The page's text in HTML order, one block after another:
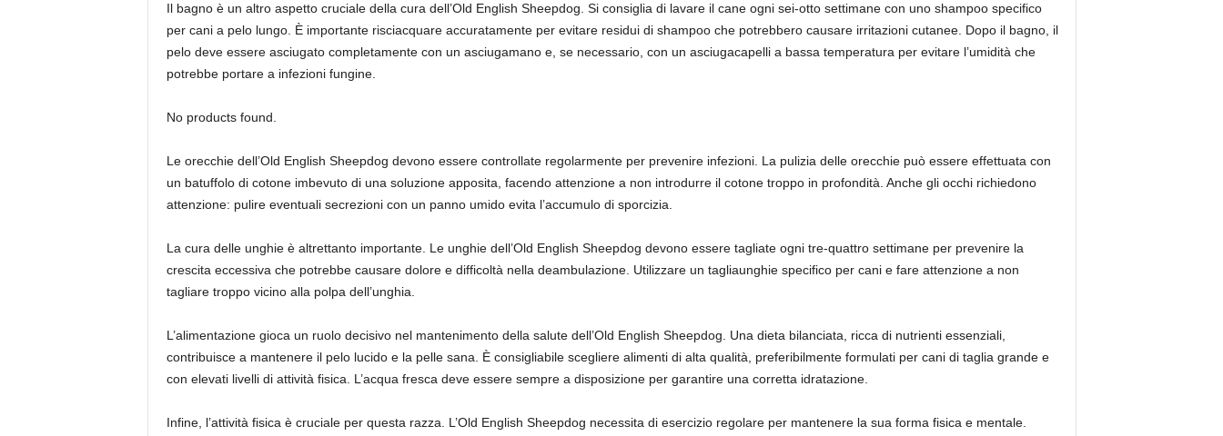
Il bagno è un altro aspetto cruciale della cura dell’Old English Sheepdog. Si consiglia di lavare il cane ogni sei-otto settimane con uno shampoo specifico
per cani a pelo lungo. È importante risciacquare accuratamente per evitare residui di shampoo che potrebbero causare irritazioni cutanee. Dopo il bagno, il
pelo deve essere asciugato completamente con un asciugamano e, se necessario, con un asciugacapelli a bassa temperatura per evitare l’umidità che
potrebbe portare a infezioni fungine.
No products found.
Le orecchie dell’Old English Sheepdog devono essere controllate regolarmente per prevenire infezioni. La pulizia delle orecchie può essere effettuata con
un batuffolo di cotone imbevuto di una soluzione apposita, facendo attenzione a non introdurre il cotone troppo in profondità. Anche gli occhi richiedono
attenzione: pulire eventuali secrezioni con un panno umido evita l’accumulo di sporcizia.
La cura delle unghie è altrettanto importante. Le unghie dell’Old English Sheepdog devono essere tagliate ogni tre-quattro settimane per prevenire la
crescita eccessiva che potrebbe causare dolore e difficoltà nella deambulazione. Utilizzare un tagliaunghie specifico per cani e fare attenzione a non
tagliare troppo vicino alla polpa dell’unghia.
L’alimentazione gioca un ruolo decisivo nel mantenimento della salute dell’Old English Sheepdog. Una dieta bilanciata, ricca di nutrienti essenziali,
contribuisce a mantenere il pelo lucido e la pelle sana. È consigliabile scegliere alimenti di alta qualità, preferibilmente formulati per cani di taglia grande e
con elevati livelli di attività fisica. L’acqua fresca deve essere sempre a disposizione per garantire una corretta idratazione.
Infine, l’attività fisica è cruciale per questa razza. L’Old English Sheepdog necessita di esercizio regolare per mantenere la sua forma fisica e mentale.